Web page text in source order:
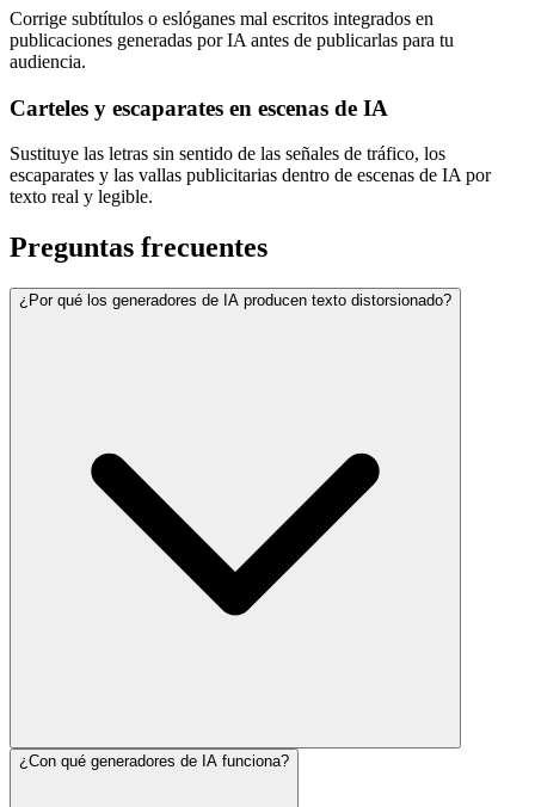
Corrige subtítulos o eslóganes mal escritos integrados en
publicaciones generadas por IA antes de publicarlas para tu
audiencia.
Carteles y escaparates en escenas de IA
Sustituye las letras sin sentido de las señales de tráfico, los
escaparates y las vallas publicitarias dentro de escenas de IA por
texto real y legible.
Preguntas frecuentes
¿Por qué los generadores de IA producen texto distorsionado?
¿Con qué generadores de IA funciona?